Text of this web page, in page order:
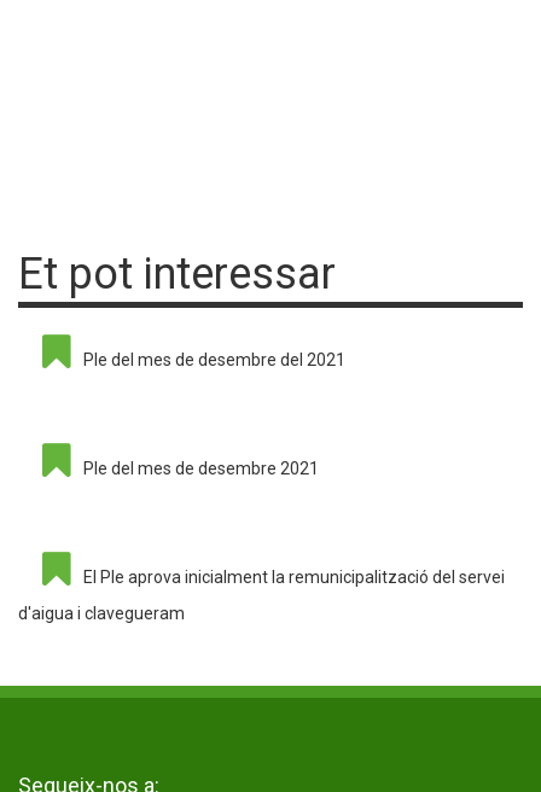
Et pot interessar
Ple del mes de desembre del 2021
Ple del mes de desembre 2021
El Ple aprova inicialment la remunicipalització del servei
d'aigua i clavegueram
Segueix-nos a: